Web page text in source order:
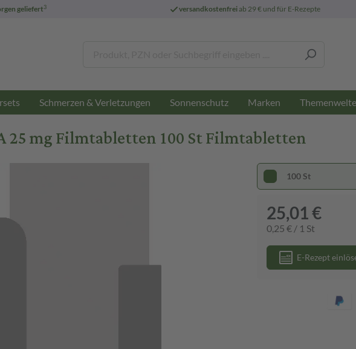
geliefert3 versandkostenfreiab 29 € und für E-Rezepte
Schmerzen & Verletzungen Sonnenschutz Marken
25 mg Filmtabletten 100 St Filmtabletten
100 St
25,01 €
0,25 € / 1 St
E-Rezept